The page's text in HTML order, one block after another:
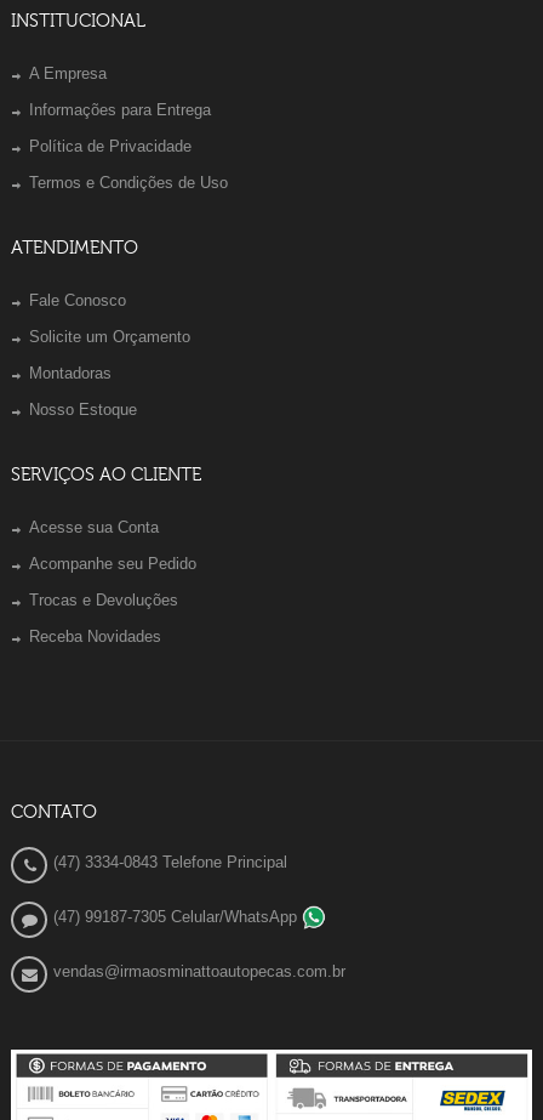
INSTITUCIONAL
A Empresa
Informações para Entrega
Política de Privacidade
Termos e Condições de Uso
ATENDIMENTO
Fale Conosco
Solicite um Orçamento
Montadoras
Nosso Estoque
SERVIÇOS AO CLIENTE
Acesse sua Conta
Acompanhe seu Pedido
Trocas e Devoluções
Receba Novidades
CONTATO
(47) 3334-0843 Telefone Principal
(47) 99187-7305 Celular/WhatsApp
vendas@irmaosminattoautopecas.com.br